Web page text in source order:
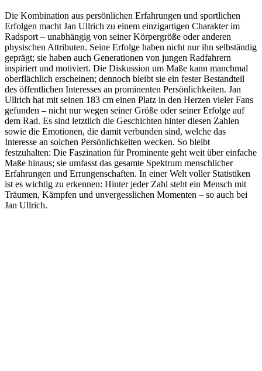
Die Kombination aus persönlichen Erfahrungen und sportlichen
Erfolgen macht Jan Ullrich zu einem einzigartigen Charakter im
Radsport – unabhängig von seiner Körpergröße oder anderen
physischen Attributen. Seine Erfolge haben nicht nur ihn selbständig
geprägt; sie haben auch Generationen von jungen Radfahrern
inspiriert und motiviert. Die Diskussion um Maße kann manchmal
oberflächlich erscheinen; dennoch bleibt sie ein fester Bestandteil
des öffentlichen Interesses an prominenten Persönlichkeiten. Jan
Ullrich hat mit seinen 183 cm einen Platz in den Herzen vieler Fans
gefunden – nicht nur wegen seiner Größe oder seiner Erfolge auf
dem Rad. Es sind letztlich die Geschichten hinter diesen Zahlen
sowie die Emotionen, die damit verbunden sind, welche das
Interesse an solchen Persönlichkeiten wecken. So bleibt
festzuhalten: Die Faszination für Prominente geht weit über einfache
Maße hinaus; sie umfasst das gesamte Spektrum menschlicher
Erfahrungen und Errungenschaften. In einer Welt voller Statistiken
ist es wichtig zu erkennen: Hinter jeder Zahl steht ein Mensch mit
Träumen, Kämpfen und unvergesslichen Momenten – so auch bei
Jan Ullrich.